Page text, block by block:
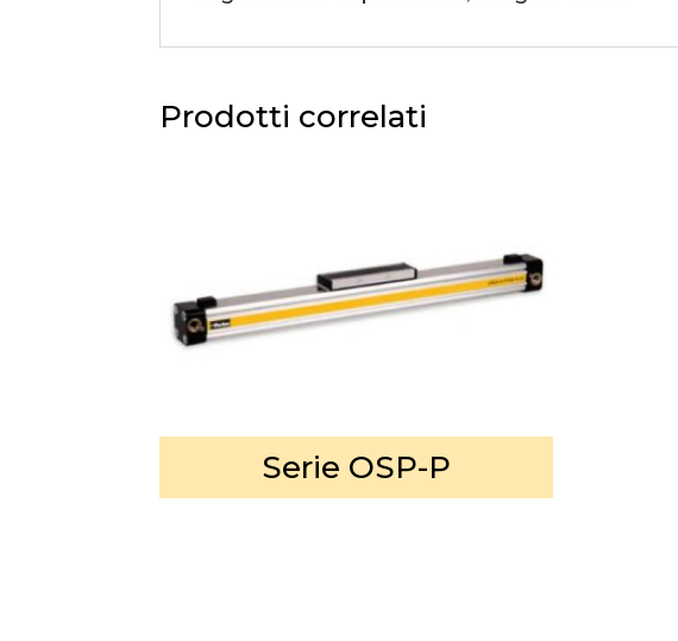
Prodotti correlati
Serie OSP-P